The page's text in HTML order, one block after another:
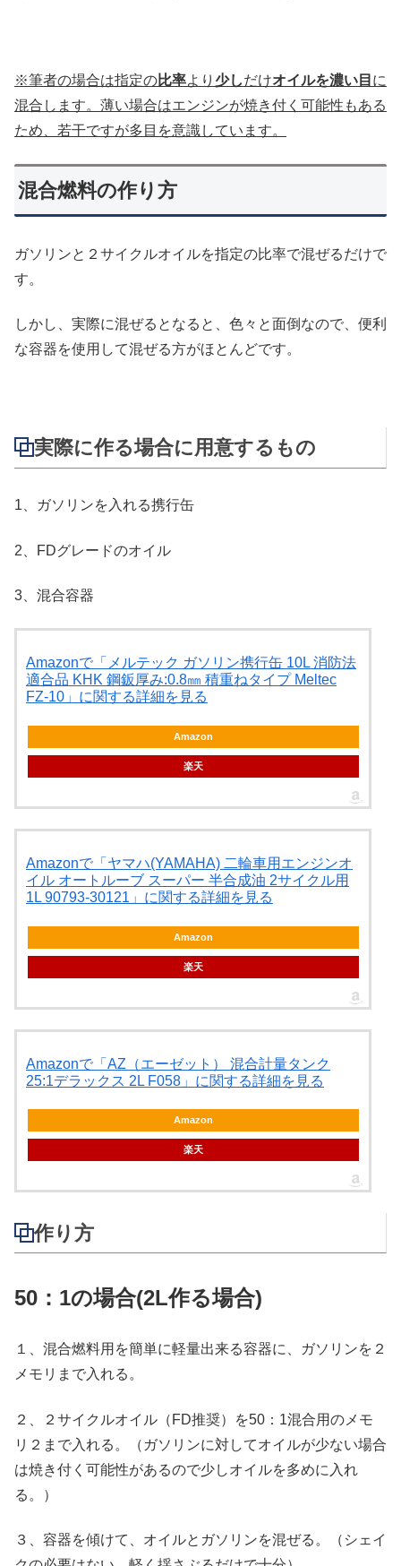
※筆者の場合は指定の比率より 少しだけオイルを濃い目 に
混合します。薄い場合はエンジンが焼き付く可能性もある
ため、若干ですが多目を意識しています。
混合燃料の作り方
ガソリンと２サイクルオイルを指定の比率で混ぜるだけで
す。
しかし、実際に混ぜるとなると、色々と面倒なので、便利
な容器を使用して混ぜる方がほとんどです。
実際に作る場合に用意するもの
1、ガソリンを入れる携行缶
2、FDグレードのオイル
3、混合容器
Amazonで「メルテック ガソリン携行缶 10L 消防法
適合品 KHK 鋼鈑厚み:0.8㎜ 積重ねタイプ Meltec
FZ-10」に関する詳細を見る
Amazon
楽天
Amazonで「ヤマハ(YAMAHA) 二輪車用エンジンオ
イル オートルーブ スーパー 半合成油 2サイクル用
1L 90793-30121」に関する詳細を見る
Amazon
楽天
Amazonで「AZ（エーゼット） 混合計量タンク
25:1デラックス 2L F058」に関する詳細を見る
Amazon
楽天
作り方
50：1の場合(2L作る場合)
１、混合燃料用を簡単に軽量出来る容器に、ガソリンを２
メモリまで入れる。
２、２サイクルオイル（FD推奨）を50：1混合用のメモ
リ２まで入れる。（ガソリンに対してオイルが少ない場合
は焼き付く可能性があるので少しオイルを多めに入れ
る。）
３、容器を傾けて、オイルとガソリンを混ぜる。（シェイ